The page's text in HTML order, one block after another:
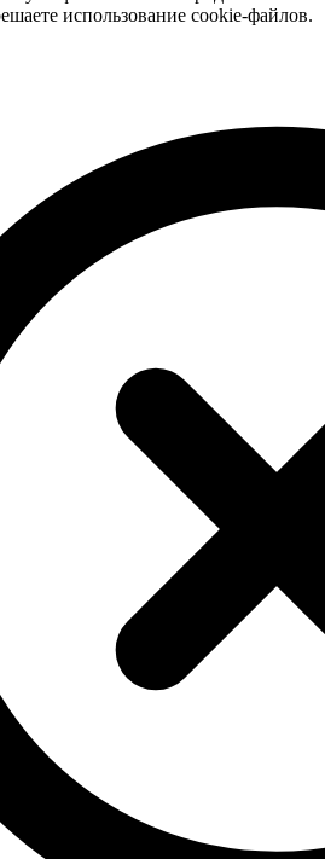
использование cookie-файлов.